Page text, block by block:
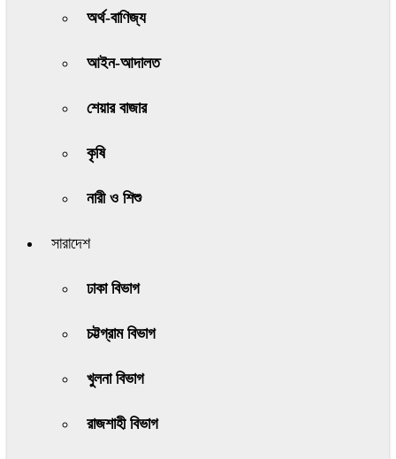
অর্থ-বাণিজ্য
আইন-আদালত
শেয়ার বাজার
কৃষি
নারী ও শিশু
সারাদেশ
ঢাকা বিভাগ
চট্টগ্রাম বিভাগ
খুলনা বিভাগ
রাজশাহী বিভাগ